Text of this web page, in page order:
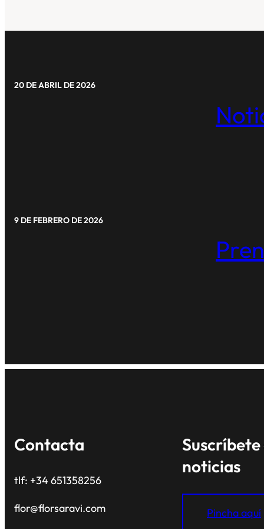
20 DE ABRIL DE 2026
9 DE FEBRERO DE 2026
Contacta
tlf: +34 651358256
flor@florsaravi.com
Suscríbete
noticias
Pincha aquí